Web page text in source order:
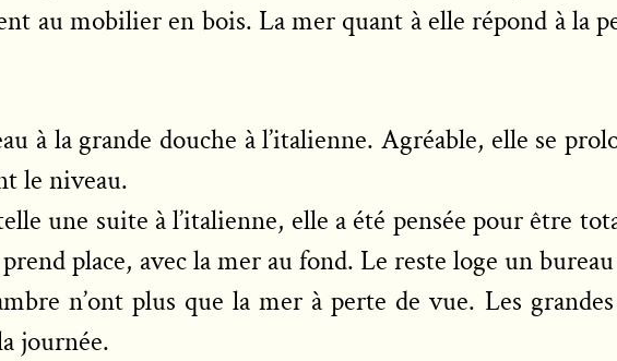
au mobilier en bois. La mer quant à elle répond à la
à la grande douche à l’italienne. Agréable, elle se
le niveau.
une suite à l’italienne, elle a été pensée pour être
place, avec la mer au fond. Le reste loge un
n’ont plus que la mer à perte de vue. Les
journée.